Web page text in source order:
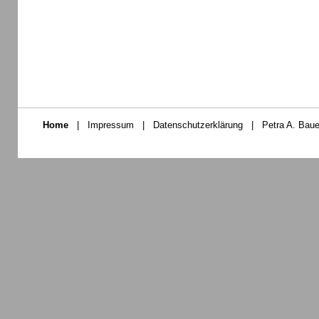
Home | Impressum | Datenschutzerklärung | Petra A.